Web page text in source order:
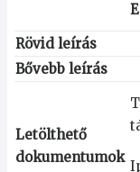
Rövid leírás
Bővebb leírás
Letölthető
dokumentumok